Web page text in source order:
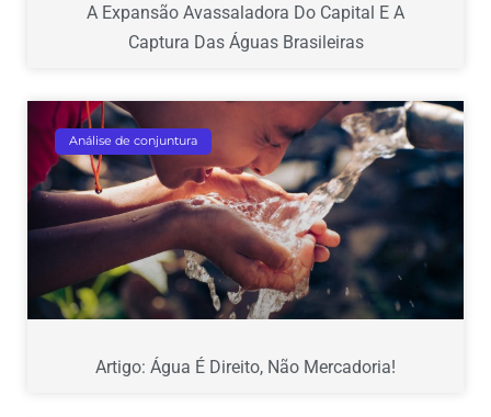
A Expansão Avassaladora Do Capital E A
Captura Das Águas Brasileiras
Análise de conjuntura
Artigo: Água É Direito, Não Mercadoria!